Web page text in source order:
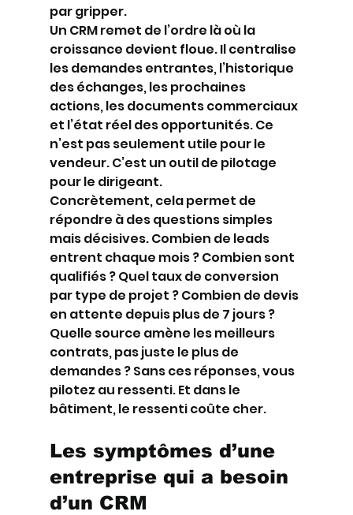
par gripper.
Un CRM remet de l’ordre là où la
croissance devient floue. Il centralise
les demandes entrantes, l’historique
des échanges, les prochaines
actions, les documents commerciaux
et l’état réel des opportunités. Ce
n’est pas seulement utile pour le
vendeur. C’est un outil de pilotage
pour le dirigeant.
Concrètement, cela permet de
répondre à des questions simples
mais décisives. Combien de leads
entrent chaque mois ? Combien sont
qualifiés ? Quel taux de conversion
par type de projet ? Combien de devis
en attente depuis plus de 7 jours ?
Quelle source amène les meilleurs
contrats, pas juste le plus de
demandes ? Sans ces réponses, vous
pilotez au ressenti. Et dans le
bâtiment, le ressenti coûte cher.
Les symptômes d’une
entreprise qui a besoin
d’un CRM